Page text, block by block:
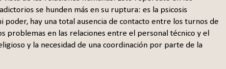
se hunden más en su ruptura: es la psicosis
hay una total ausencia de contacto entre los turnos de
problemas en las relaciones entre el personal técnico y el
y la necesidad de una coordinación por parte de la